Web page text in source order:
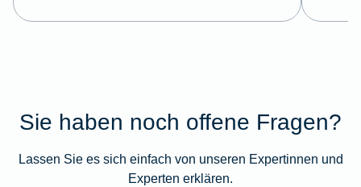
Sie haben noch offene Fragen?
Lassen Sie es sich einfach von unseren Expertinnen und
Experten erklären.